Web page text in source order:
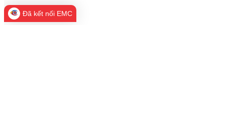
Đã kết nối EMC